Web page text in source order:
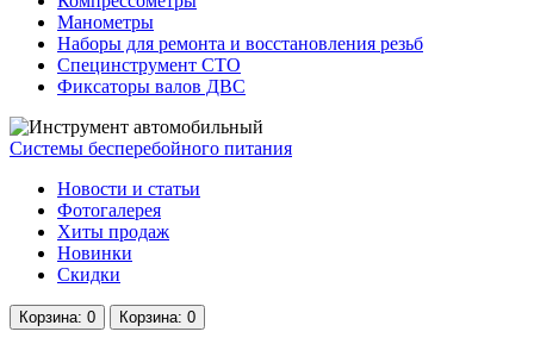
Манометры
Наборы для ремонта и восстановления резьб
Специнструмент СТО
Фиксаторы валов ДВС
Системы бесперебойного питания
Новости и статьи
Фотогалерея
Хиты продаж
Новинки
Скидки
Корзина: 0 Корзина: 0